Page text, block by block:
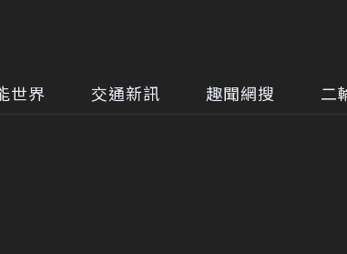
世界 交通新訊 趣聞網搜 二